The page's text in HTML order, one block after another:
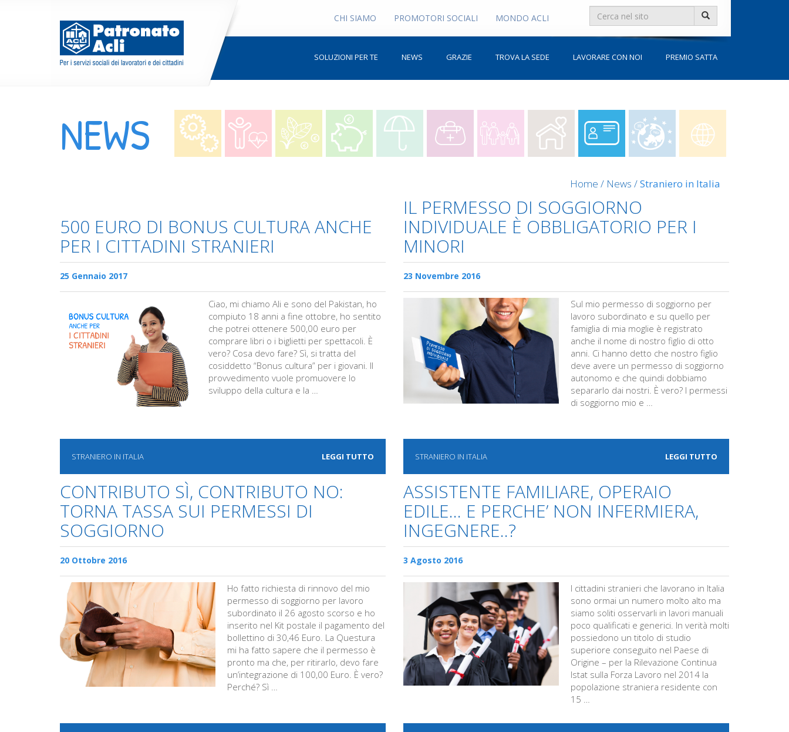
CHI SIAMO PROMOTORI SOCIALI MONDO ACLI
Search
for:
SOLUZIONI PER TE NEWS GRAZIE TROVA LA SEDE LAVORARE CON NOI PREMIO SATTA
NEWS
Home / News /Straniero in Italia
500 EURO DI BONUS CULTURA ANCHE
PER I CITTADINI STRANIERI
25 Gennaio 2017
Ciao, mi chiamo Ali e sono del Pakistan, ho
compiuto 18 anni a fine ottobre, ho sentito
che potrei ottenere 500,00 euro per
comprare libri o i biglietti per spettacoli. È
vero? Cosa devo fare? Sì, si tratta del
cosiddetto “Bonus cultura” per i giovani. Il
provvedimento vuole promuovere lo
sviluppo della cultura e la …
STRANIERO IN ITALIA LEGGI TUTTO
IL PERMESSO DI SOGGIORNO
INDIVIDUALE È OBBLIGATORIO PER I
MINORI
23 Novembre 2016
Sul mio permesso di soggiorno per
lavoro subordinato e su quello per
famiglia di mia moglie è registrato
anche il nome di nostro figlio di otto
anni. Ci hanno detto che nostro figlio
deve avere un permesso di soggiorno
autonomo e che quindi dobbiamo
separarlo dai nostri. È vero? I permessi
di soggiorno mio e …
STRANIERO IN ITALIA LEGGI TUTTO
CONTRIBUTO SÌ, CONTRIBUTO NO:
TORNA TASSA SUI PERMESSI DI
SOGGIORNO
20 Ottobre 2016
Ho fatto richiesta di rinnovo del mio
permesso di soggiorno per lavoro
subordinato il 26 agosto scorso e ho
inserito nel Kit postale il pagamento del
bollettino di 30,46 Euro. La Questura
mi ha fatto sapere che il permesso è
pronto ma che, per ritirarlo, devo fare
un’integrazione di 100,00 Euro. È vero?
Perché? Sì …
ASSISTENTE FAMILIARE, OPERAIO
EDILE… E PERCHE’ NON INFERMIERA,
INGEGNERE..?
3 Agosto 2016
I cittadini stranieri che lavorano in Italia
sono ormai un numero molto alto ma
siamo soliti osservarli in lavori manuali
poco qualificati e generici. In verità molti
possiedono un titolo di studio
superiore conseguito nel Paese di
Origine – per la Rilevazione Continua
Istat sulla Forza Lavoro nel 2014 la
popolazione straniera residente con
15 …